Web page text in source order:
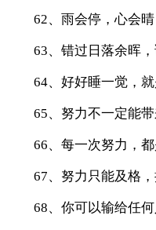
62、雨会停，心会
63、错过日落余晖
64、好好睡一觉，
65、努力不一定能
66、每一次努力，都
67、努力只能及格，
68、你可以输给任